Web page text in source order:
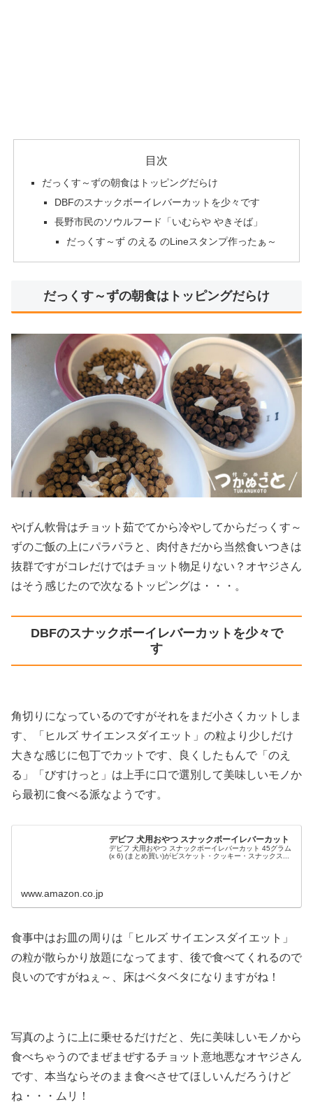
目次
だっくす～ずの朝食はトッピングだらけ
DBFのスナックボーイレバーカットを少々です
長野市民のソウルフード「いむらや やきそば」
だっくす～ず のえる のLineスタンプ作ったぁ～
だっくす～ずの朝食はトッピングだらけ
やげん軟骨はチョット茹でてから冷やしてからだっくす～
ずのご飯の上にパラパラと、肉付きだから当然食いつきは
抜群ですがコレだけではチョット物足りない？オヤジさん
はそう感じたので次なるトッピングは・・・。
DBFのスナックボーイレバーカットを少々で
す
角切りになっているのですがそれをまだ小さくカットしま
す、「ヒルズ サイエンスダイエット」の粒より少しだけ
大きな感じに包丁でカットです、良くしたもんで「のえ
る」「びすけっと」は上手に口で選別して美味しいモノか
ら最初に食べる派なようです。
デビフ 犬用おやつ スナックボーイレバーカット
デビフ 犬用おやつ スナックボーイレバーカット 45グラム
(x 6) (まとめ買い)がビスケット・クッキー・スナックス...
www.amazon.co.jp
食事中はお皿の周りは「ヒルズ サイエンスダイエット」
の粒が散らかり放題になってます、後で食べてくれるので
良いのですがねぇ～、床はベタベタになりますがね！
写真のように上に乗せるだけだと、先に美味しいモノから
食べちゃうのでまぜまぜするチョット意地悪なオヤジさん
です、本当ならそのまま食べさせてほしいんだろうけど
ね・・・ムリ！